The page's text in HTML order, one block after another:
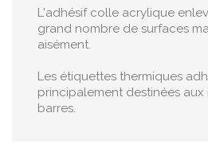
L'adhésif colle acrylique
grand nombre de surfaces
aisément.
Les étiquettes thermiques
principalement destinées
barres.